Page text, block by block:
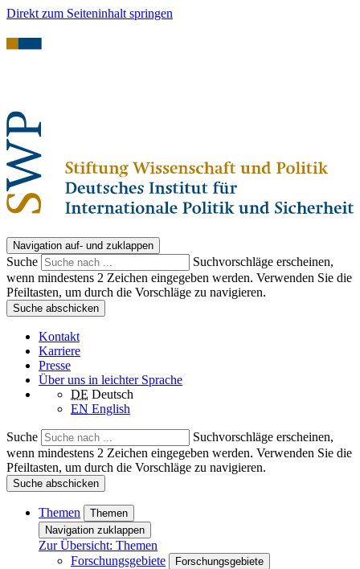
Direkt zum Seiteninhalt springen
Navigation auf- und zuklappen
Suche
Suchvorschläge erscheinen,
wenn mindestens 2 Zeichen eingegeben werden. Verwenden Sie die
Pfeiltasten, um durch die Vorschläge zu navigieren.
Suche abschicken
Kontakt
Karriere
Presse
Über uns in leichter Sprache
DE Deutsch
EN English
Suche
Suchvorschläge erscheinen,
wenn mindestens 2 Zeichen eingegeben werden. Verwenden Sie die
Pfeiltasten, um durch die Vorschläge zu navigieren.
Suche abschicken
Themen
Themen
Navigation zuklappen
Zur Übersicht: Themen
Forschungsgebiete
Forschungsgebiete